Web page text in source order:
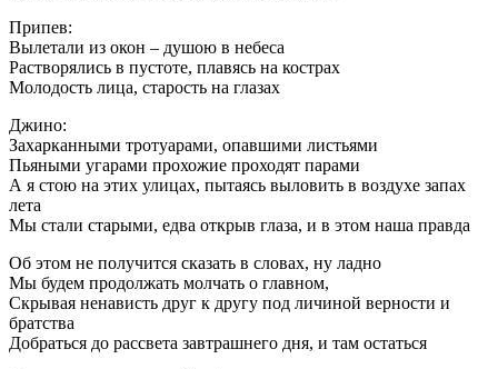
Припев:
Вылетали из окон – душою в небеса
Растворялись в пустоте, плавясь на кострах
Молодость лица, старость на глазах
Джино:
Захарканными тротуарами, опавшими листьями
Пьяными угарами прохожие проходят парами
А я стою на этих улицах, пытаясь выловить в воздухе запах
лета
Мы стали старыми, едва открыв глаза, и в этом наша правда
Об этом не получится сказать в словах, ну ладно
Мы будем продолжать молчать о главном,
Скрывая ненависть друг к другу под личиной верности и
братства
Добраться до рассвета завтрашнего дня, и там остаться